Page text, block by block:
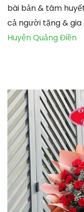
bài bản & tâm
cả người tặng &
Huyện Quảng Điền